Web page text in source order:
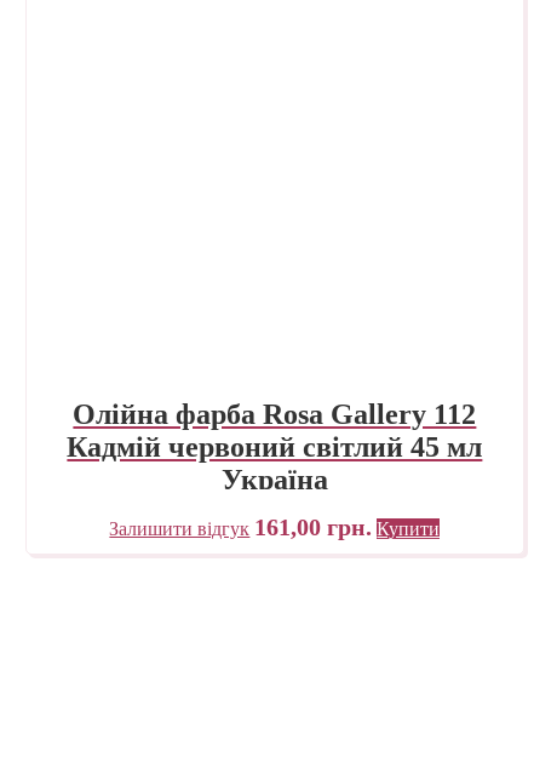
Олійна фарба Rosa Gallery 112
Кадмій червоний світлий 45 мл
Україна
Залишити відгук 161,00грн. Купити